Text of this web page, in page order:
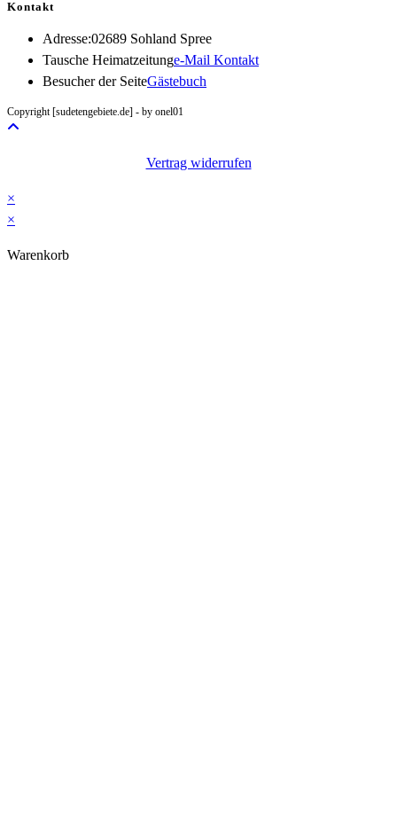
Kontakt
Adresse:02689 Sohland Spree
Tausche Heimatzeitunge-Mail KontaktOpens
Besucher der SeiteGästebuch
Copyright [sudetengebiete.de] - by onel01
Vertrag widerrufen
×
×
Warenkorb